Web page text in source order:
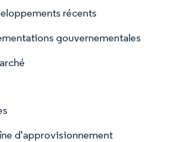
récents
gouvernementales
d'approvisionnement